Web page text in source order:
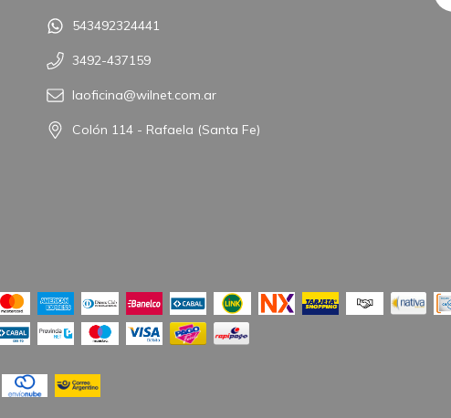
543492324441
3492-437159
laoficina@wilnet.com.ar
Colón 114 - Rafaela (Santa Fe)